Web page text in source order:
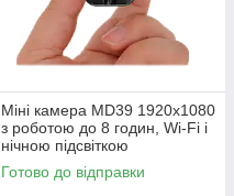
Міні камера MD39 1920x1080
з роботою до 8 годин, Wi-Fi і
нічною підсвіткою
Готово до відправки